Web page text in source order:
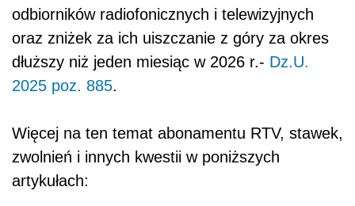
odbiorników radiofonicznych i telewizyjnych
oraz zniżek za ich uiszczanie z góry za okres
dłuższy niż jeden miesiąc w 2026 r.- Dz.U.
2025 poz. 885.
Więcej na ten temat abonamentu RTV, stawek,
zwolnień i innych kwestii w poniższych
artykułach: